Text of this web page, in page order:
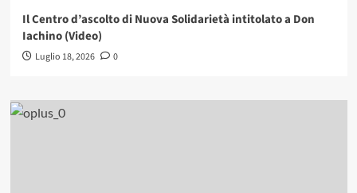
Il Centro d’ascolto di Nuova Solidarietà intitolato a Don
Iachino (Video)
Luglio 18, 2026 0